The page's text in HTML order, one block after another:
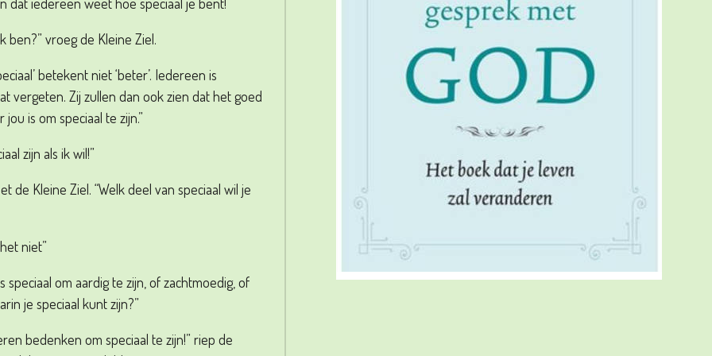
ben?” vroeg de Kleine Ziel.
betekent niet ‘beter’. Iedereen is
vergeten. Zij zullen dan ook zien dat het goed
is om speciaal te zijn.”
zijn als ik wil!”
de Kleine Ziel. “Welk deel van speciaal wil je
niet”
speciaal om aardig te zijn, of zachtmoedig, of
je speciaal kunt zijn?”
bedenken om speciaal te zijn!” riep de